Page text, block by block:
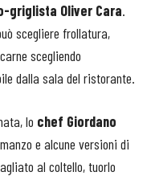
griglista Oliver Cara.
scegliere frollatura,
scegliendo
dalla sala del ristorante.
lo chef Giordano
e alcune versioni di
al coltello, tuorlo